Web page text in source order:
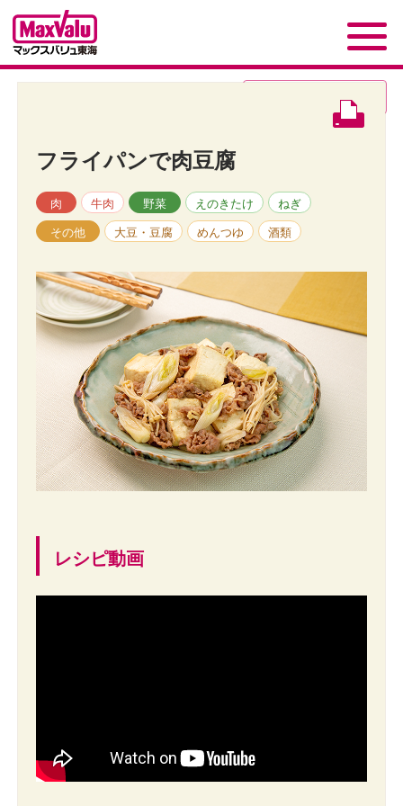
レシピページトップ
フライパンで肉豆腐
肉 牛肉 野菜 えのきたけ ねぎ
その他 大豆・豆腐 めんつゆ 酒類
レシピ動画